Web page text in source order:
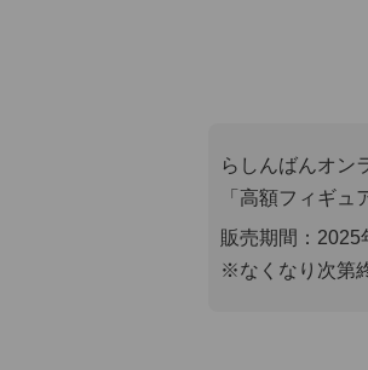
らしんばんオン
「高額フィギ
販売期間：2025
※なくなり次第